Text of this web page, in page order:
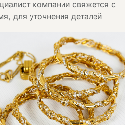
компании свяжется с
для уточнения деталей